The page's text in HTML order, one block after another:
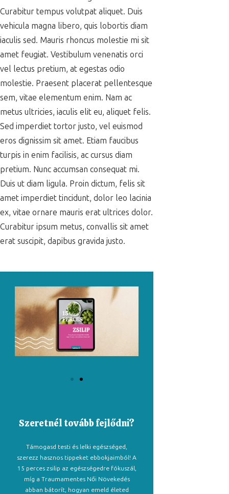
Curabitur tempus volutpat aliquet. Duis
vehicula magna libero, quis lobortis diam
iaculis sed. Mauris rhoncus molestie mi sit
amet feugiat. Vestibulum venenatis orci
vel lectus pretium, at egestas odio
molestie. Praesent placerat pellentesque
sem, vitae elementum enim. Nam ac
metus ultricies, iaculis elit eu, aliquet felis.
Sed imperdiet tortor justo, vel euismod
eros dignissim sit amet. Etiam faucibus
turpis in enim facilisis, ac cursus diam
pretium. Nunc accumsan consequat mi.
Duis ut diam ligula. Proin dictum, felis sit
amet imperdiet tincidunt, dolor leo lacinia
ex, vitae ornare mauris erat ultrices dolor.
Curabitur ipsum metus, convallis sit amet
erat suscipit, dapibus gravida justo.
Szeretnél tovább fejlődni?
Támogasd testi és lelki egészséged,
szerezz hasznos tippeket ebbokjaimból! A
15 perces zsilip az egészségedre fókuszál,
míg a Traumamentes Női Növekedés
abban bátorít, hogyan emeld életed